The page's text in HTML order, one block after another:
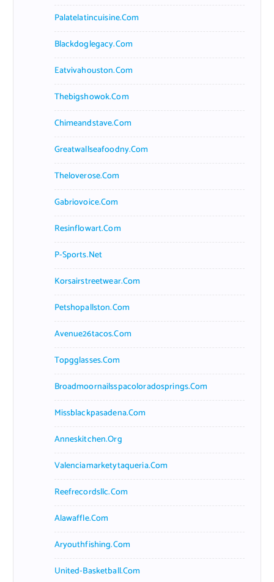
Palatelatincuisine.com
Blackdoglegacy.com
Eatvivahouston.com
Thebigshowok.com
Chimeandstave.com
Greatwallseafoodny.com
Theloverose.com
Gabriovoice.com
Resinflowart.com
P-Sports.net
Korsairstreetwear.com
Petshopallston.com
Avenue26tacos.com
Topgglasses.com
Broadmoornailsspacoloradosprings.com
Missblackpasadena.com
Anneskitchen.org
Valenciamarketytaqueria.com
Reefrecordsllc.com
Alawaffle.com
Aryouthfishing.com
United-Basketball.com